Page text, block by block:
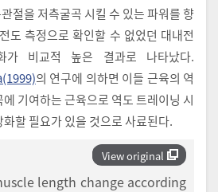
절을 저측굴곡 시킬 수 있는 파워를 향
도 측정으로 확인할 수 없었던 대내전
비교적 높은 결과로 나타났다.
의 연구에 의하면 이들 근육의 역
기여하는 근육으로 역도 트레이닝 시
할 필요가 있을 것으로 사료된다.
View original
length change according